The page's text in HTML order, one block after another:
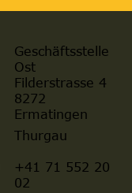
Geschäftsstelle
Ost
Filderstrasse 4
8272
Ermatingen
Thurgau
+41 71 552 20
02